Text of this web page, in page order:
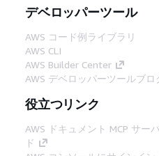
デベロッパーツール
AWS コード例ライブラリ
AWS CLI
AWS Builder Center
AWS デベロッパーツールブロ
役立つリンク
AWS ドキュメント MCP サー
ド